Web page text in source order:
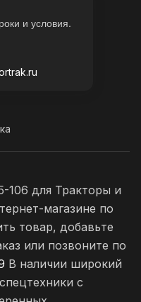
и условия.
106 для Тракторы и
магазине по
товар, добавьте
или позвоните по
В наличии широкий
с